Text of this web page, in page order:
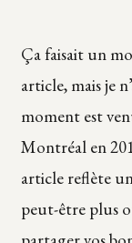
Ça faisait un
article, mais je
moment est
Montréal en
article reflète
peut-être plus